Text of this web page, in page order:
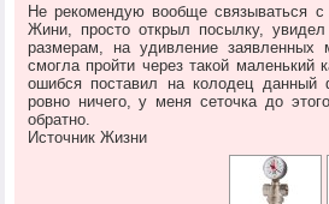
Не рекомендую вообще связываться
Жини, просто открыл посылку,
размерам, на удивление
смогла пройти через такой
ошибся поставил на колодец данный
ровно ничего, у меня сеточка до
обратно.
Источник Жизни